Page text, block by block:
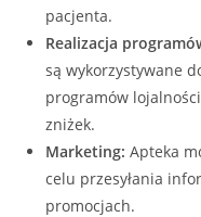
pacjenta.
Realizacja
są wykorzystywane
programów
zniżek.
Marketing: Apteka
celu przesyłania
promocjach.